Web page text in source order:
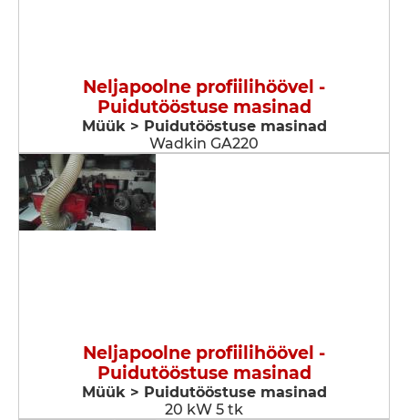
Neljapoolne profiilihöövel -
Puidutööstuse masinad
Müük > Puidutööstuse masinad
Wadkin GA220
Neljapoolne profiilihöövel -
Puidutööstuse masinad
Müük > Puidutööstuse masinad
20 kW 5 tk